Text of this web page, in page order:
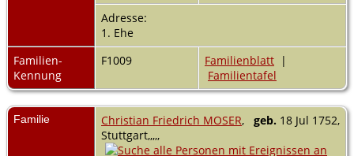
Adresse:
1. Ehe
Familien-
Kennung
F1009 Familienblatt |
Familientafel
Familie Christian Friedrich MOSER, geb. 18 Jul 1752,
Stuttgart,,,,,